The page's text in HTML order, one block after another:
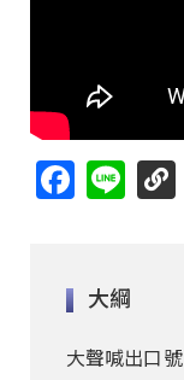
Facebook
Line
大綱
大聲喊出口